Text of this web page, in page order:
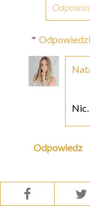
Odpowiedzi
Odpowiedz
Klaudia